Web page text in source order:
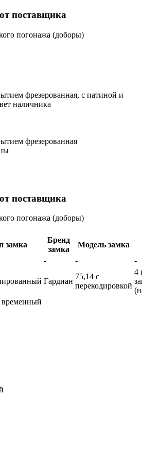
поставщика
погонажа (доборы)
фрезерованная, с патиной и
наличника
фрезерованная
поставщика
погонажа (доборы)
замка
Бренд
замка
Модель замка
- - -
Гардиан
75,14 с
перекодировкой
4
временный